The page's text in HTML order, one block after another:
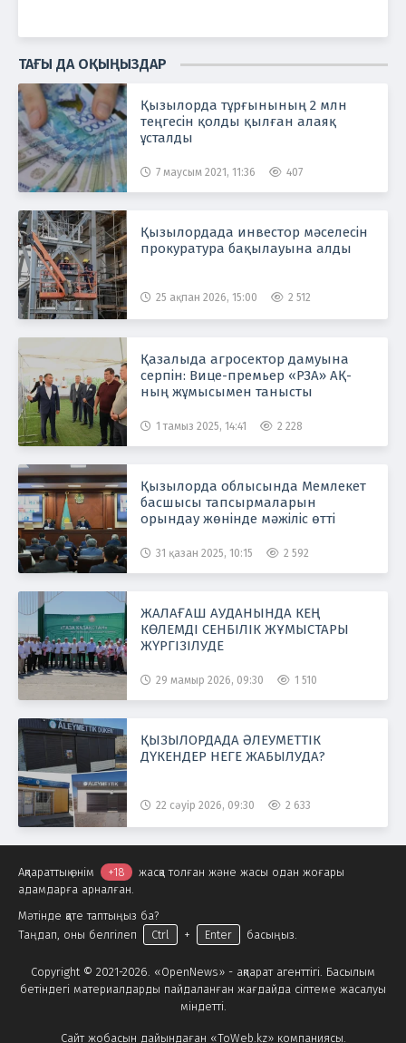
ТАҒЫ ДА ОҚЫҢЫЗДАР
Қызылорда тұрғынының 2 млн
теңгесін қолды қылған алаяқ
ұсталды
7 маусым 2021, 11:36 407
Қызылордада инвестор мәселесін
прокуратура бақылауына алды
25 ақпан 2026, 15:00 2 512
Қазалыда агросектор дамуына
серпін: Вице-премьер «РЗА» АҚ-
ның жұмысымен танысты
1 тамыз 2025, 14:41 2 228
Қызылорда облысында Мемлекет
басшысы тапсырмаларын
орындау жөнінде мәжіліс өтті
31 қазан 2025, 10:15 2 592
ЖАЛАҒАШ АУДАНЫНДА КЕҢ
КӨЛЕМДІ СЕНБІЛІК ЖҰМЫСТАРЫ
ЖҮРГІЗІЛУДЕ
29 мамыр 2026, 09:30 1 510
ҚЫЗЫЛОРДАДА ӘЛЕУМЕТТІК
ДҮКЕНДЕР НЕГЕ ЖАБЫЛУДА?
22 сәуір 2026, 09:30 2 633
Copyright © 2021-2026. «OpenNews» - ақпарат агенттігі. Басылым
бетіндегі материалдарды пайдаланған жағдайда сілтеме жасалуы
міндетті.
Сайт жобасын дайындаған «ToWeb.kz» компаниясы.
Ақпараттық өнім +18
жасқа толған және жасы одан жоғары
адамдарға арналған.
Мәтінде қате таптыңыз ба?
Таңдап, оны белгілеп
Ctrl + Enter басыңыз.